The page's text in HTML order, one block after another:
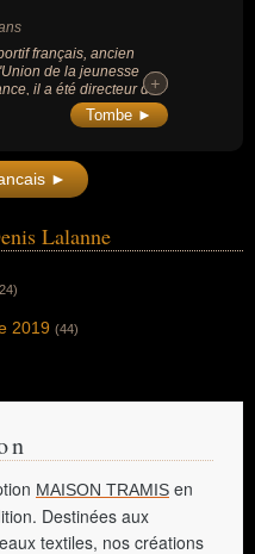
français, ancien
de la jeunesse
il a été directeur de
Sprint et de plusieurs
spécialisés.
+
+
Tombe ►
►
Lalanne
2019 (44)
MAISON TRAMIS en
Destinées aux
textiles, nos créations